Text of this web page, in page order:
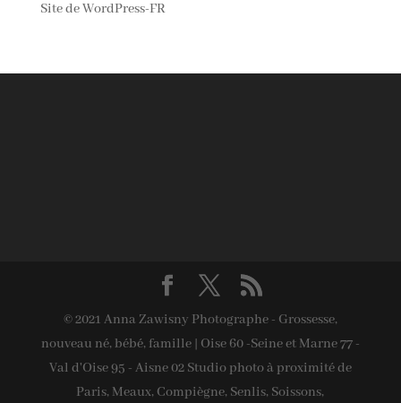
Site de WordPress-FR
© 2021 Anna Zawisny Photographe - Grossesse,
nouveau né, bébé, famille | Oise 60 -Seine et Marne 77 -
Val d'Oise 95 - Aisne 02 Studio photo à proximité de
Paris, Meaux, Compiègne, Senlis, Soissons,